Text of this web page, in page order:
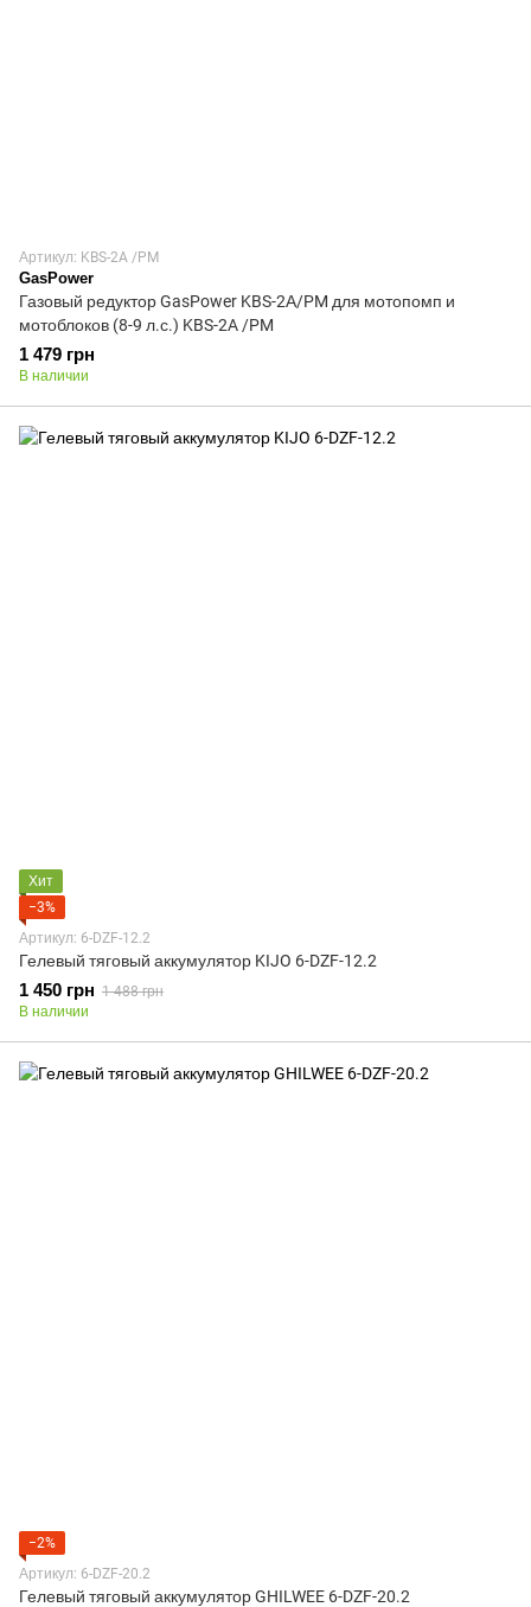
Артикул: KBS-2A /PM
GasPower
Газовый редуктор GasPower KBS-2А/PM для мотопомп и
мотоблоков (8-9 л.с.) KBS-2A /PM
1 479 грн
В наличии
Хит
−3%
Артикул: 6-DZF-12.2
Гелевый тяговый аккумулятор KIJO 6-DZF-12.2
1 450 грн 1 488 грн
В наличии
−2%
Артикул: 6-DZF-20.2
Гелевый тяговый аккумулятор GHILWEE 6-DZF-20.2